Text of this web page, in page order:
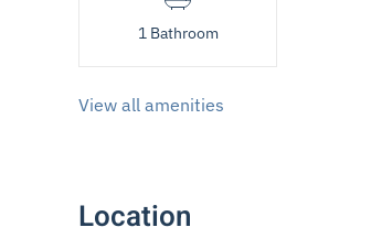
1 Bathroom
View all amenities
Location